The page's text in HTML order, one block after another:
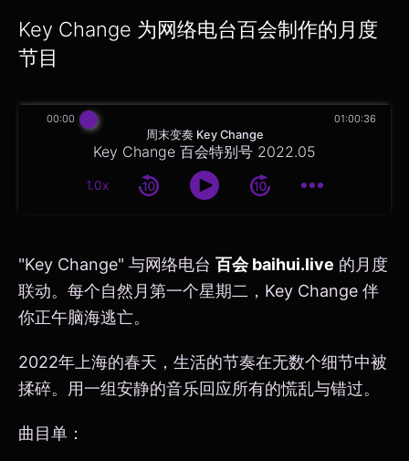
Key Change 为网络电台百会制作的月度
节目
周末变奏 Key Change
Key Change 百会特别号 2022.05
1.0x
00:00 01:00:36
"Key Change" 与网络电台 百会 baihui.live 的月度
联动。每个自然月第一个星期二，Key Change 伴
你正午脑海逃亡。
2022年上海的春天，生活的节奏在无数个细节中被
揉碎。用一组安静的音乐回应所有的慌乱与错过。
曲目单：